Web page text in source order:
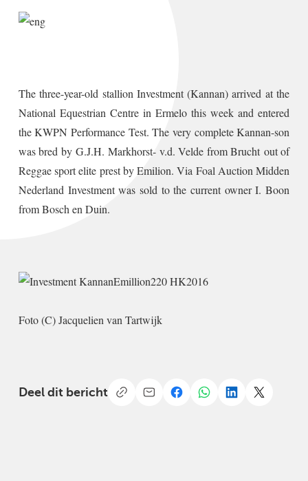
The three-year-old stallion Investment (Kannan) arrived at the
National Equestrian Centre in Ermelo this week and entered
the KWPN Performance Test. The very complete Kannan-son
was bred byG.J.H. Markhorst- v.d. Velde from Brucht out of
Reggae sport elite prest by Emilion. Via Foal Auction Midden
Nederland Investment was sold to the current owner I. Boon
from Bosch en Duin.
Foto (C) Jacquelien van Tartwijk
Deel dit bericht